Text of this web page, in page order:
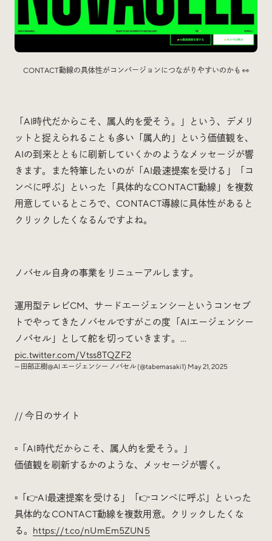
CONTACT動線の具体性がコンバージョンにつながりやすいのかも 👀
「AI時代だからこそ、属人的を愛そう。」という、デメリ
ットと捉えられることも多い「属人的」という価値観を、
AIの到来とともに刷新していくかのようなメッセージが響
きます。また特筆したいのが「AI最速提案を受ける」「コ
ンペに呼ぶ」といった「具体的なCONTACT動線」を複数
用意しているところで、CONTACT導線に具体性があると
クリックしたくなるんですよね。
ノバセル自身の事業をリニューアルします。
運用型テレビCM、サードエージェンシーというコンセプ
トでやってきたノバセルですがこの度「AIエージェンシー
ノバセル」として舵を切っていきます。…
pic.twitter.com/Vtss8TQZF2
— 田部正樹@AI エージェンシー ノバセル (@tabemasaki1) May 21, 2025
// 今日のサイト
▫️「AI時代だからこそ、属人的を愛そう。」
価値観を刷新するかのような、メッセージが響く。
▫️「👉AI最速提案を受ける」「👉コンペに呼ぶ」といった
具体的なCONTACT動線を複数用意。クリックしたくな
る。 https://t.co/nUmEm5ZUN5